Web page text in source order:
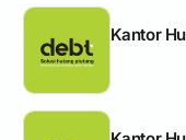
Kantor